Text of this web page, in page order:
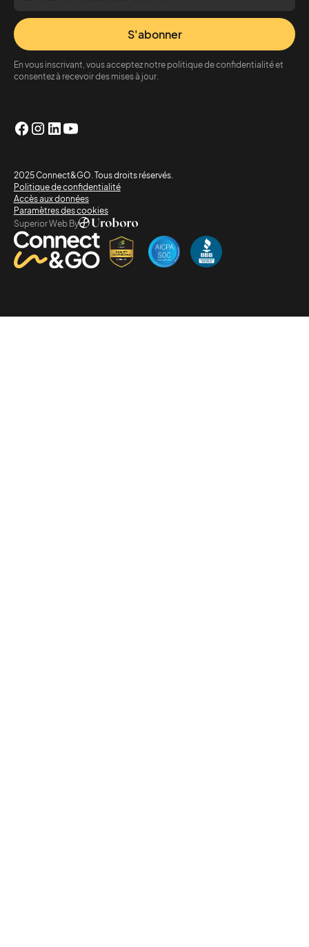
S'abonner
En vous inscrivant, vous acceptez notre politique de confidentialité et
consentez à recevoir des mises à jour.
2025 Connect&GO. Tous droits réservés.
Politique de confidentialité
Accès aux données
Paramètres des cookies
Superior Web By